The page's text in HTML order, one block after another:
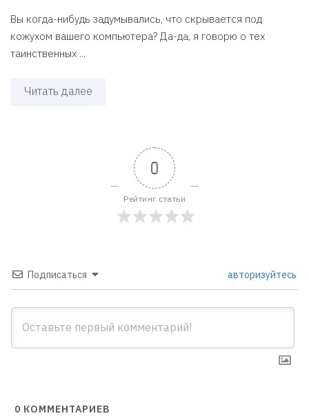
Вы когда-нибудь задумывались, что скрывается под
кожухом вашего компьютера? Да-да, я говорю о тех
таинственных ...
Читать далее
0
Рейтинг статьи
Подписаться авторизуйтесь
0 КОММЕНТАРИЕВ